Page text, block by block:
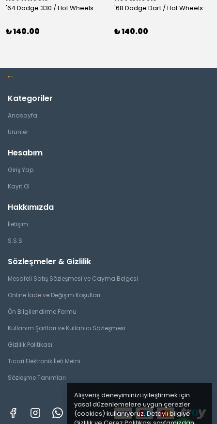
Alışveriş deneyiminizi iyileştirmek için
yasal düzenlemelere uygun çerezler
(cookies) kullanıyoruz. Detaylı bilgiye
'64 Dodge 330 / Hot Wheels
₺ 140.00
'68 Dodge Dart / Hot Wheels
₺ 140.00
Kategoriler
Anasayfa
Ürünler
Hesabım
Giriş Yap
Kayıt Ol
Hakkımızda
İletişim
S.S.S
Sözleşmeler & Gizlilik
Mesafeli Satış Sözleşmesi ve Cayma Belgesi
Online İade ve Değişim Koşulları
Ön Bilgilendirme Formu
Kullanım Şartları ve Kullanıcı Sözleşmesi
Gizlilik Politikası
Ticari Elektronik İleti Metni
Sözleşme Tanımları